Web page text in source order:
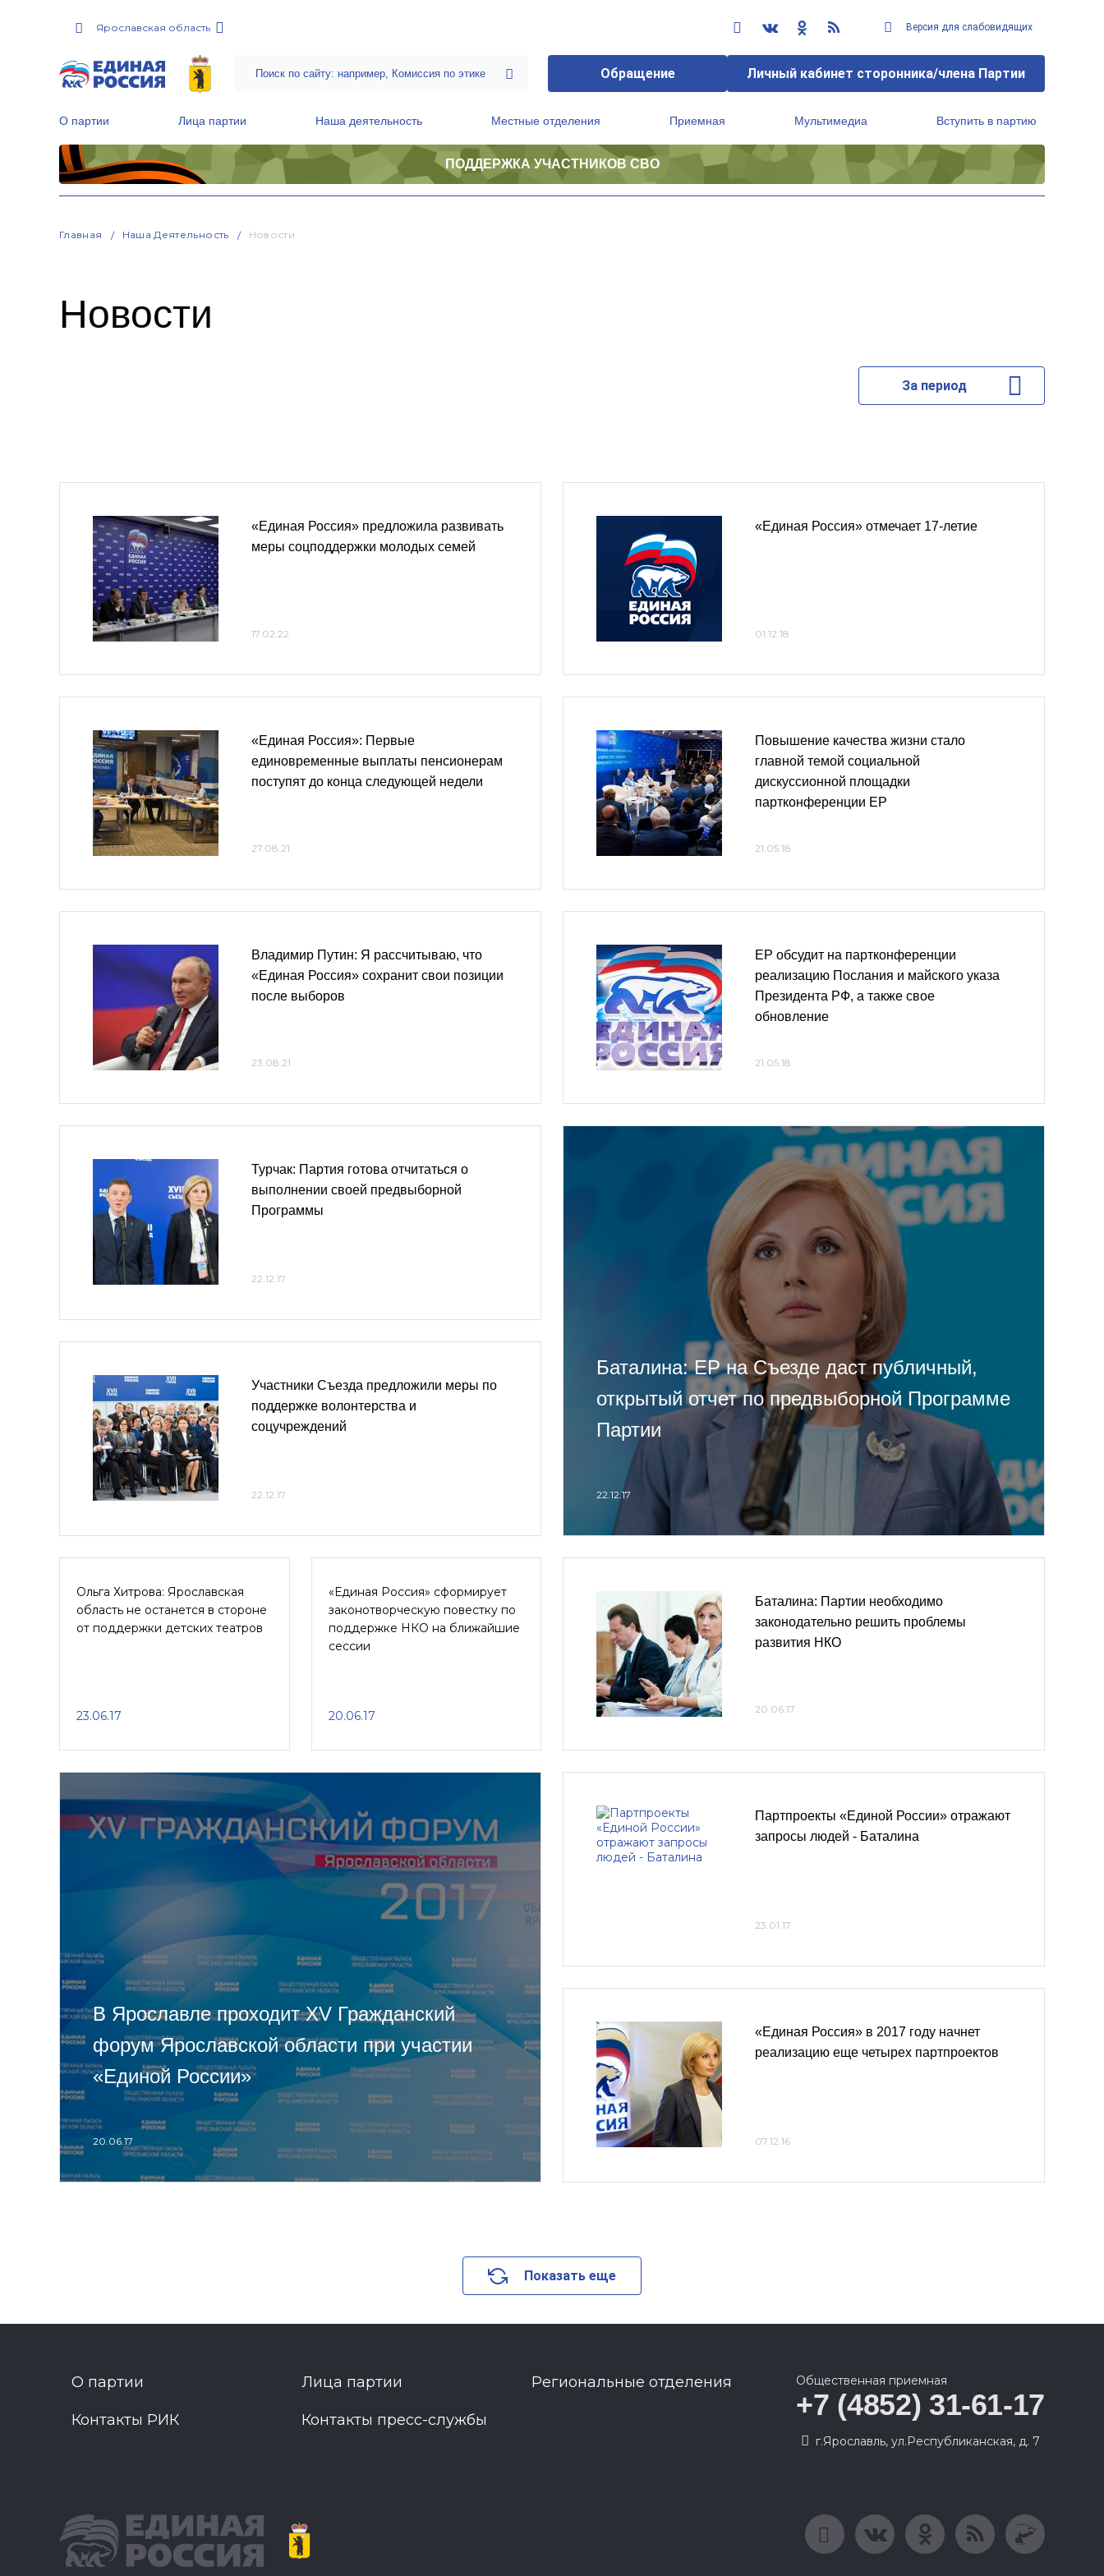
Ярославская область Версия для слабовидящих
Обращение Личный кабинет сторонника/члена Партии
О партии Лица партии Наша деятельность Местные отделения Приемная Мультимедиа Вступить в партию
ПОДДЕРЖКА УЧАСТНИКОВ СВО
Главная Наша Деятельность Новости
Новости
За период
«Единая Россия» предложила развивать
меры соцподдержки молодых семей
17.02.22
«Единая Россия»: Первые
единовременные выплаты пенсионерам
поступят до конца следующей недели
27.08.21
Владимир Путин: Я рассчитываю, что
«Единая Россия» сохранит свои позиции
после выборов
23.08.21
«Единая Россия» отмечает 17-летие
01.12.18
Повышение качества жизни стало
главной темой социальной
дискуссионной площадки
партконференции ЕР
21.05.18
ЕР обсудит на партконференции
реализацию Послания и майского указа
Президента РФ, а также свое
обновление
21.05.18
Турчак: Партия готова отчитаться о
выполнении своей предвыборной
Программы
22.12.17
Участники Съезда предложили меры по
поддержке волонтерства и
соцучреждений
22.12.17
Баталина: ЕР на Съезде даст публичный,
открытый отчет по предвыборной Программе
Партии
22.12.17
Ольга Хитрова: Ярославская
область не останется в стороне
от поддержки детских театров
23.06.17
«Единая Россия» сформирует
законотворческую повестку по
поддержке НКО на ближайшие
сессии
20.06.17
Баталина: Партии необходимо
законодательно решить проблемы
развития НКО
20.06.17
В Ярославле проходит XV Гражданский
форум Ярославской области при участии
«Единой России»
20.06.17
Партпроекты «Единой России» отражают
запросы людей - Баталина
23.01.17
«Единая Россия» в 2017 году начнет
реализацию еще четырех партпроектов
07.12.16
Показать еще
О партии Лица партии Региональные отделения
Контакты РИК Контакты пресс-службы
Общественная приемная
+7 (4852) 31-61-17
г.Ярославль, ул.Республиканская, д. 7